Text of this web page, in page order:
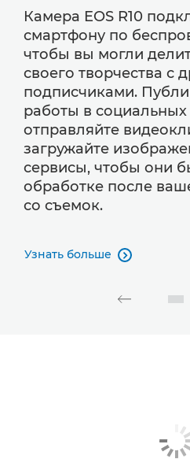
Камера EOS R10
смартфону по
чтобы вы могли
своего творчества с
подписчиками.
работы в социальных
отправляйте
загружайте
сервисы, чтобы они
обработке после
со съемок.
Узнать больше 